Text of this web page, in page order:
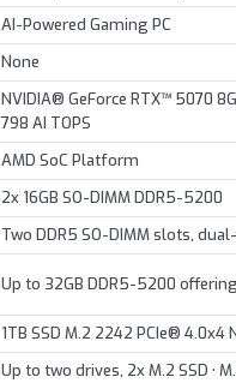
AI-Powered Gaming PC
None
NVIDIA® GeForce RTX™ 5070
798 AI TOPS
AMD SoC Platform
2x 16GB SO-DIMM DDR5-5200
Two DDR5 SO-DIMM slots,
Up to 32GB DDR5-5200 offering
1TB SSD M.2 2242 PCIe® 4.0x4
Up to two drives, 2x M.2 SSD •